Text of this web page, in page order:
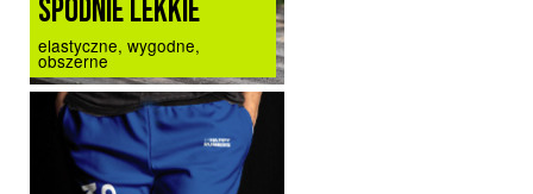
SPODNIE LEKKIE
elastyczne, wygodne,
obszerne